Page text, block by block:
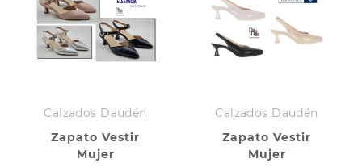
Calzados Daudén
Zapato Vestir
Mujer
Calzados Daudén
Zapato Vestir
Mujer